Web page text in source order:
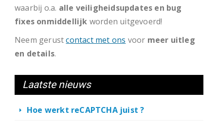
waarbij o.a. alle veiligheidsupdates en bug
fixes onmiddellijk worden uitgevoerd!
Neem gerustcontact met ons voor meer uitleg
en details.
Laatste nieuws
Hoe werkt reCAPTCHA juist ?